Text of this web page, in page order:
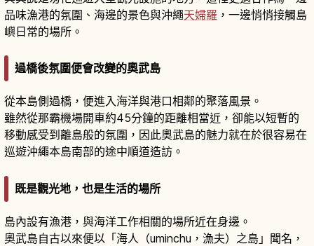
品味漁港的氛圍、海邊的景色與沖繩天婦羅 ，一邊悄悄接觸島
嶼日常的場所。
過橋後氛圍便會改變的奧武島
從本島側過橋，便進入海洋與港口相鄰的聚落風景。
雖然從那霸機場開車約45分鐘的距離相當近，卻能以短暫的
移動感受到離島般的氛圍，因此奧武島的魅力就在於很容易在
巡遊沖繩本島南部的途中順道造訪。
既是觀光地，也是生活的場所
島內設有漁港，與海洋工作相關的場所近在身邊。
奧武島自古以來便以「海人（uminchu，漁夫）之島」聞名，